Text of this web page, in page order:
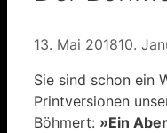
13. Mai 201810.
Sie sind schon ein
Printversionen
Böhmert: »Ein